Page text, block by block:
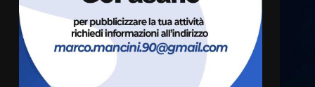
4
Carta d’identità: continua il
piano di aperture
straordinarie del Comune di
Fasano
6 Agosto 2026 14:16